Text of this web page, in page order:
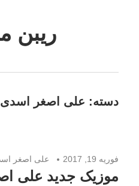
ریبن
mp3
دسته: علی اصغر اسدی
فوریه 19, 2017 علی اصغر
موزیک جدید علی